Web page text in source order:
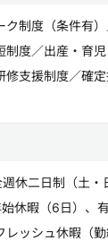
ク制度（条件有
制度／出産・育
修支援制度／確
週休二日制（土
休暇（6日）、
ッシュ休暇（勤